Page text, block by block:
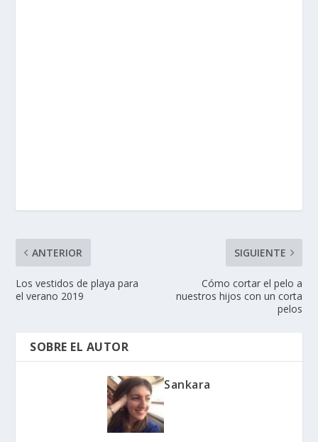
ANTERIOR
Los vestidos de playa para
el verano 2019
SIGUIENTE
Cómo cortar el pelo a
nuestros hijos con un corta
pelos
SOBRE EL AUTOR
Sankara